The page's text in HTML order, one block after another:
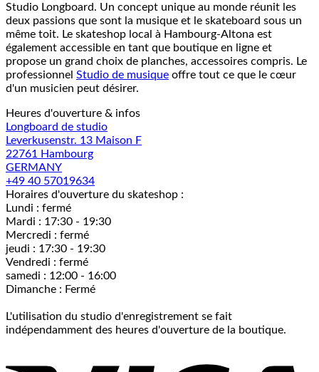
Studio Longboard. Un concept unique au monde réunit les
deux passions que sont la musique et le skateboard sous un
même toit. Le skateshop local à Hambourg-Altona est
également accessible en tant que boutique en ligne et
propose un grand choix de planches, accessoires compris. Le
professionnel Studio de musique offre tout ce que le cœur
d'un musicien peut désirer.
Heures d'ouverture & infos
Longboard de studio
Leverkusenstr. 13 Maison F
22761 Hambourg
GERMANY
+49 40 57019634
Horaires d'ouverture du skateshop :
Lundi : fermé
Mardi : 17:30 - 19:30
Mercredi : fermé
jeudi : 17:30 - 19:30
Vendredi : fermé
samedi : 12:00 - 16:00
Dimanche : Fermé
L'utilisation du studio d'enregistrement se fait
indépendamment des heures d'ouverture de la boutique.